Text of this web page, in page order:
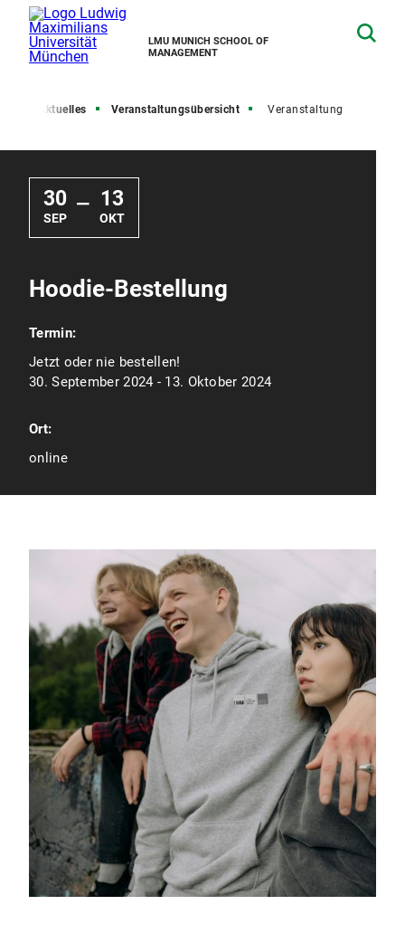
LMU MUNICH SCHOOL OF
MANAGEMENT
Aktuelles Veranstaltungsübersicht Veranstaltung
30
SEP
— 13
OKT
Hoodie-Bestellung
Termin:
Jetzt oder nie bestellen!
30. September 2024 - 13. Oktober 2024
Ort:
online